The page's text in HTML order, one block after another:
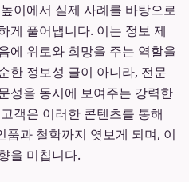
이에서 실제 사례를 바탕으로
게 풀어냅니다. 이는 정보 제
에 위로와 희망을 주는 역할을
한 정보성 글이 아니라, 전문
성을 동시에 보여주는 강력한
객은 이러한 콘텐츠를 통해
과 철학까지 엿보게 되며, 이
을 미칩니다.